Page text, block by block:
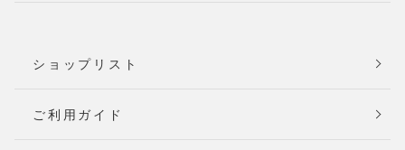
ショップリスト
ご利用ガイド